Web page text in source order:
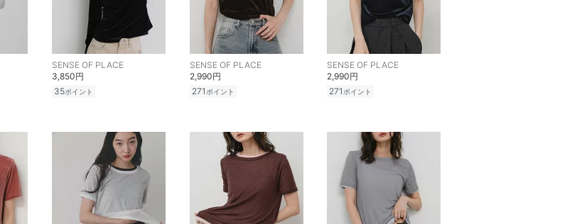
SENSE OF PLACE
3,850円
35ポイント
SENSE OF PLACE
2,990円
271 ポイント
SENSE OF PLACE
2,990円
271ポイント